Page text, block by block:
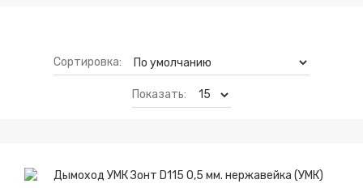
Сортировка:
Показать: